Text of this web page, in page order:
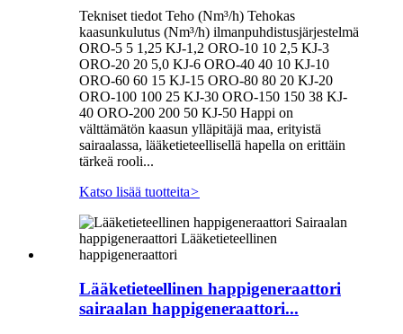
Tekniset tiedot Teho (Nm³/h) Tehokas
kaasunkulutus (Nm³/h) ilmanpuhdistusjärjestelmä
ORO-5 5 1,25 KJ-1,2 ORO-10 10 2,5 KJ-3
ORO-20 20 5,0 KJ-6 ORO-40 40 10 KJ-10
ORO-60 60 15 KJ-15 ORO-80 80 20 KJ-20
ORO-100 100 25 KJ-30 ORO-150 150 38 KJ-
40 ORO-200 200 50 KJ-50 Happi on
välttämätön kaasun ylläpitäjä maa, erityistä
sairaalassa, lääketieteellisellä hapella on erittäin
tärkeä rooli...
Katso lisää tuotteita>
Lääketieteellinen happigeneraattori
sairaalan happigeneraattori...